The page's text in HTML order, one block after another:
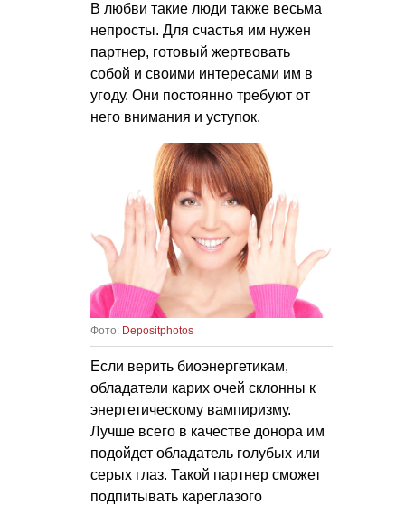
В любви такие люди также весьма
непросты. Для счастья им нужен
партнер, готовый жертвовать
собой и своими интересами им в
угоду. Они постоянно требуют от
него внимания и уступок.
Фото: Depositphotos
Если верить биоэнергетикам,
обладатели карих очей склонны к
энергетическому вампиризму.
Лучше всего в качестве донора им
подойдет обладатель голубых или
серых глаз. Такой партнер сможет
подпитывать кареглазого